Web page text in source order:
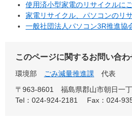
使用済小型家電のリサイクルに
家電リサイクル、パソコンのリ
一般社団法人パソコン3R推進協
このページに関するお問い合わ
環境部 ごみ減量推進課
代表
〒963-8601
福島県郡山市朝日一
Tel：024-924-2181
Fax：024-